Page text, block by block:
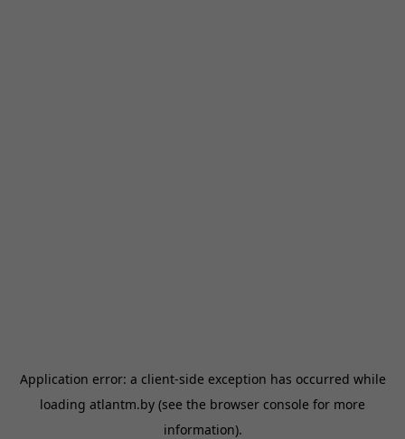
Application error: a client-side exception has occurred while
loading atlantm.by (see the browser console for more
information).